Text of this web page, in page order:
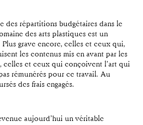
des répartitions budgétaires dans le
des arts plastiques est un
Plus grave encore, celles et ceux qui,
les contenus mis en avant par les
celles et ceux qui conçoivent l’art qui
rémunérés pour ce travail. Au
des frais engagés.
aujourd’hui un véritable